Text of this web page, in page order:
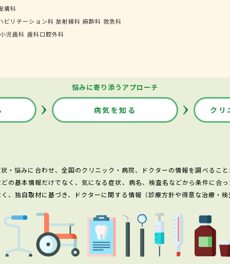
膚科
ビリテーション科 放射線科 麻酔科 救急科
小児歯科 歯科口腔外科
悩みに寄り添うアプローチ
病気を知る クリ
・悩みに合わせ、全国のクリニック・病院、ドクターの情報を調べるこ
の基本情報だけでなく、気になる症状、病名、検査名などから条件に合
、独自取材に基づき、ドクターに関する情報（診療方針や得意な治療・